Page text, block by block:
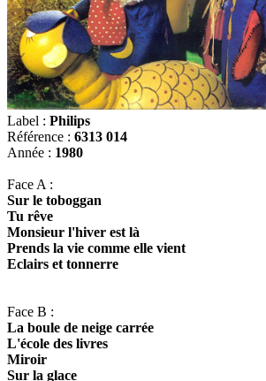
Label : Philips
Référence : 6313 014
Année : 1980
Face A :
Sur le toboggan
Tu rêve
Monsieur l'hiver est là
Prends la vie comme elle vient
Eclairs et tonnerre
Face B :
La boule de neige carrée
L'école des livres
Miroir
Sur la glace